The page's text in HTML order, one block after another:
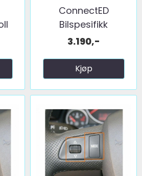
ConnectED
Bilspesifikk
basskasse 10" ...
3.190,-
Kjøp